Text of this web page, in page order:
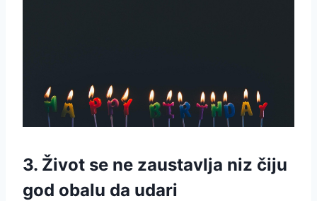
3. Život se ne zaustavlja niz čiju
god obalu da udari